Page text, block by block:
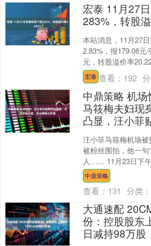
宏泰 11月27
283%，转股
本站消息，11月27
2.83%，报179.08元
元，转股溢价率
集转债信用级别为
宏泰 查看： 192
中鼎策略 机
马筱梅夫妇现
凸显，汪小菲
汪小菲马筱梅机场
被粉丝围拍，他一句
人…… 11月23日下
见他俩拖着行李箱赶
意。粉丝举着手机凑
中鼎策略
查看： 131 分类：
大通速配
份：控股股东
日减持98万股